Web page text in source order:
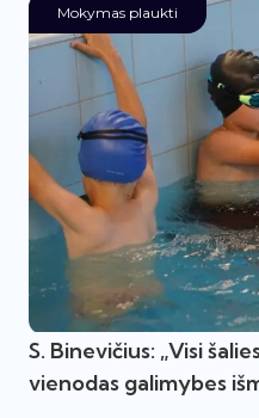
Mokymas plaukti
S. Binevičius: „Visi
vienodas galimybes